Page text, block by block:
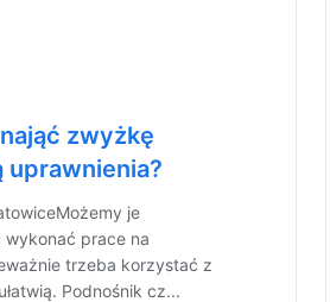
zwyżkę
uprawnienia?
je
prace na
trzeba korzystać z
Podnośnik cz...